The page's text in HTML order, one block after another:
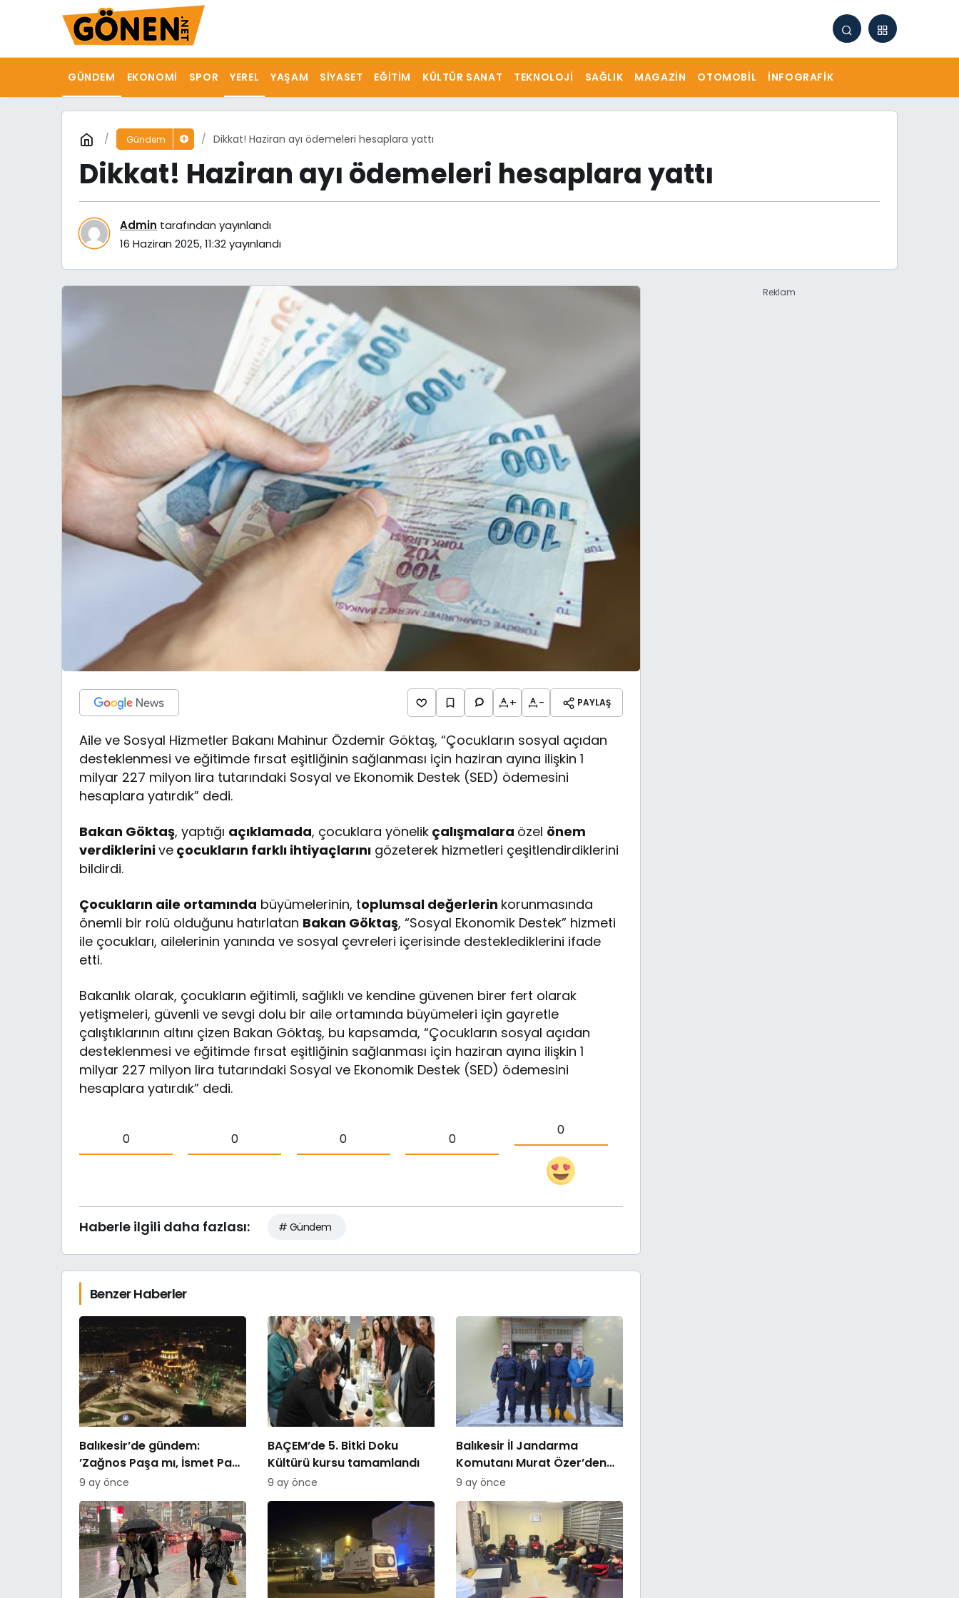
GÜNDEM EKONOMI SPOR YEREL YAŞAM SIYASET EĞITIM KÜLTÜR SANAT TEKNOLOJI SAĞLIK MAGAZIN OTOMOBIL İNFOGRAFIK
Gündem Dikkat! Haziran ayı ödemeleri hesaplara yattı
Dikkat! Haziran ayı ödemeleri hesaplara yattı
Admin tarafından yayınlandı
16 Haziran 2025, 11:32yayınlandı
+ - PAYLAŞ
Aile ve Sosyal Hizmetler Bakanı Mahinur Özdemir Göktaş, “Çocukların sosyal açıdan
desteklenmesi ve eğitimde fırsat eşitliğinin sağlanması için haziran ayına ilişkin 1
milyar 227 milyon lira tutarındaki Sosyal ve Ekonomik Destek (SED) ödemesini
hesaplara yatırdık” dedi.
Bakan Göktaş, yaptığı açıklamada, çocuklara yönelik çalışmalara özel önem
verdiklerinive çocukların farklı ihtiyaçlarını gözeterek hizmetleri çeşitlendirdiklerini
bildirdi.
Çocukların aile ortamında büyümelerinin, toplumsal değerlerin korunmasında
önemli bir rolü olduğunu hatırlatan Bakan Göktaş, “Sosyal Ekonomik Destek” hizmeti
ile çocukları, ailelerinin yanında ve sosyal çevreleri içerisinde desteklediklerini ifade
etti.
Bakanlık olarak, çocukların eğitimli, sağlıklı ve kendine güvenen birer fert olarak
yetişmeleri, güvenli ve sevgi dolu bir aile ortamında büyümeleri için gayretle
çalıştıklarının altını çizen Bakan Göktaş, bu kapsamda, “Çocukların sosyal açıdan
desteklenmesi ve eğitimde fırsat eşitliğinin sağlanması için haziran ayına ilişkin 1
milyar 227 milyon lira tutarındaki Sosyal ve Ekonomik Destek (SED) ödemesini
hesaplara yatırdık” dedi.
0 0 0 0
0
Haberle ilgili daha fazlası: # Gündem
Benzer Haberler
Balıkesir’de gündem:
’Zağnos Paşa mı, İsmet Paşa
mı
9 ay önce
BAÇEM’de 5. Bitki Doku
Kültürü kursu tamamlandı
9 ay önce
Balıkesir İl Jandarma
Komutanı Murat Özer’den
Edremit Ticaret Odasına
ziyaret
9 ay önce
Reklam